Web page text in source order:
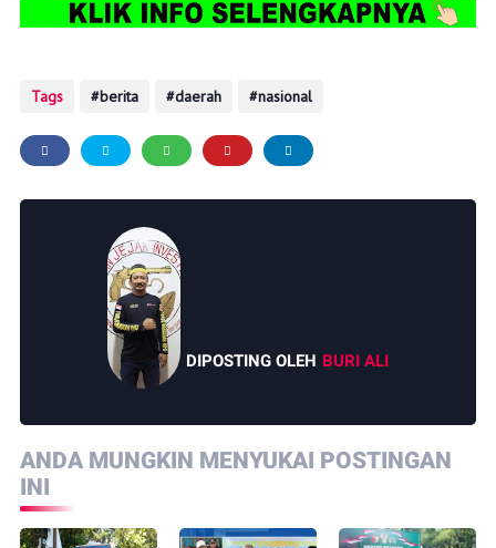
Tags berita daerah nasional
DIPOSTING OLEH BURI ALI
ANDA MUNGKIN MENYUKAI POSTINGAN
INI